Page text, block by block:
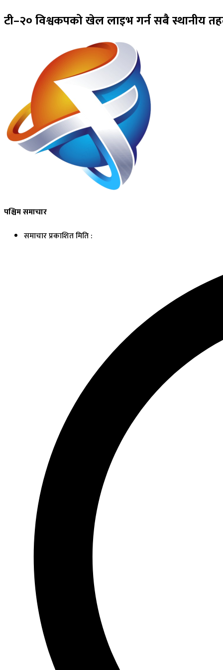
टी–२० विश्वकपको खेल लाइभ गर्न सबै स्थानीय
पश्चिम समाचार
समाचार प्रकाशित मिति :